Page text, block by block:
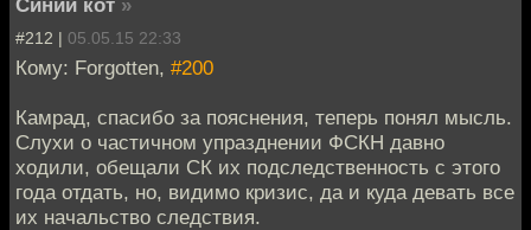
#212 | 05.05.15 22:33
Кому: Forgotten, #200
Камрад, спасибо за пояснения, теперь понял мысль.
Слухи о частичном упразднении ФСКН давно
ходили, обещали СК их подследственность с этого
года отдать, но, видимо кризис, да и куда девать все
их начальство следствия.